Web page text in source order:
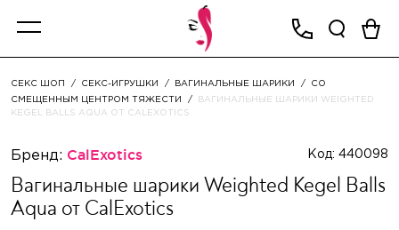
СЕКС ШОП СЕКС-ИГРУШКИ ВАГИНАЛЬНЫЕ ШАРИКИ
СО
СМЕЩЕННЫМ ЦЕНТРОМ ТЯЖЕСТИ
ВАГИНАЛЬНЫЕ ШАРИКИ WEIGHTED
KEGEL BALLS AQUA ОТ CALEXOTICS
Бренд: CalExotics Код: 440098
Вагинальные шарики Weighted Kegel Balls
Aqua от CalExotics